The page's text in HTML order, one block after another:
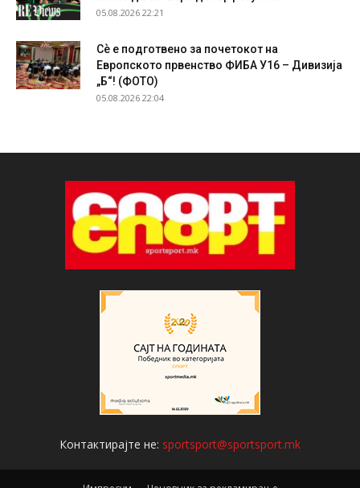
05.08.2026 22:21
Сѐ е подготвено за почетокот на
Европското првенство ФИБА У16 – Дивизија
„Б“! (ФОТО)
05.08.2026 22:04
Контактирајте не: sportsport@sportsport.mk